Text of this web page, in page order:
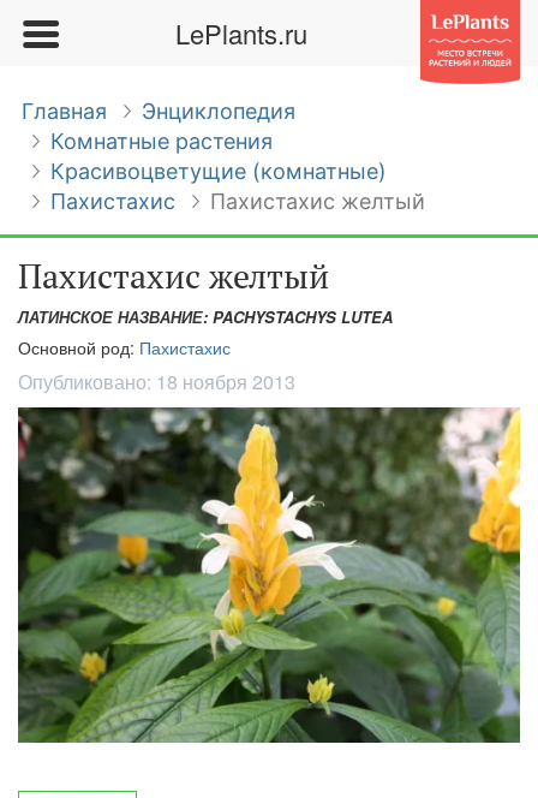
LePlants.ru
Главная
Энциклопедия
Комнатные растения
Красивоцветущие (комнатные)
Пахистахис
Пахистахис желтый
Пахистахис желтый
ЛАТИНСКОЕ НАЗВАНИЕ: PACHYSTACHYS LUTEA
Основной род: Пахистахис
Опубликовано: 18 ноября 2013